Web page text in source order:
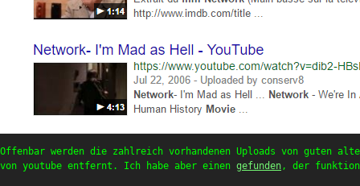
Offenbar werden die zahlreich vorhandenen Uploads von guten
von youtube entfernt. Ich habe aber einen gefunden, der